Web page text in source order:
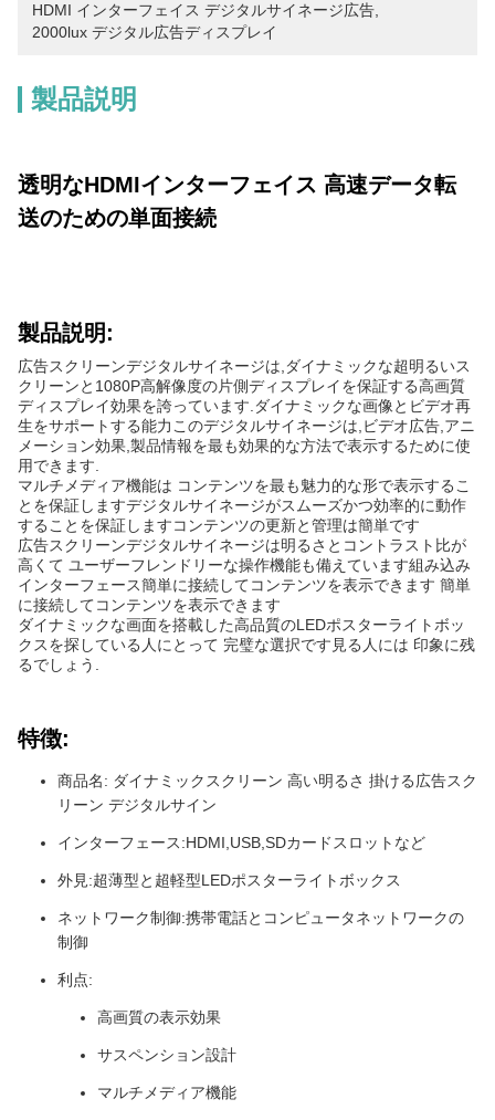
HDMI インターフェイス デジタルサイネージ広告
2000lux デジタル広告ディスプレイ
製品説明
透明なHDMIインターフェイス 高速データ転
送のための単面接続
製品説明:
広告スクリーンデジタルサイネージは,ダイナミックな超明るいス
クリーンと1080P高解像度の片側ディスプレイを保証する高画質
ディスプレイ効果を誇っています.ダイナミックな画像とビデオ再
生をサポートする能力このデジタルサイネージは,ビデオ広告,アニ
メーション効果,製品情報を最も効果的な方法で表示するために使
用できます.
マルチメディア機能は コンテンツを最も魅力的な形で表示するこ
とを保証しますデジタルサイネージがスムーズかつ効率的に動作
することを保証しますコンテンツの更新と管理は簡単です
広告スクリーンデジタルサイネージは明るさとコントラスト比が
高くて ユーザーフレンドリーな操作機能も備えています組み込み
インターフェース簡単に接続してコンテンツを表示できます 簡単
に接続してコンテンツを表示できます
ダイナミックな画面を搭載した高品質のLEDポスターライトボッ
クスを探している人にとって 完璧な選択です見る人には 印象に残
るでしょう.
特徴:
商品名: ダイナミックスクリーン 高い明るさ 掛ける広告スク
リーン デジタルサイン
インターフェース:HDMI,USB,SDカードスロットなど
外見:超薄型と超軽型LEDポスターライトボックス
ネットワーク制御:携帯電話とコンピュータネットワークの
制御
利点:
高画質の表示効果
サスペンション設計
マルチメディア機能